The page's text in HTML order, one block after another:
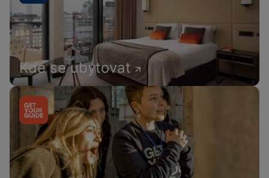
Kde se ubytovat